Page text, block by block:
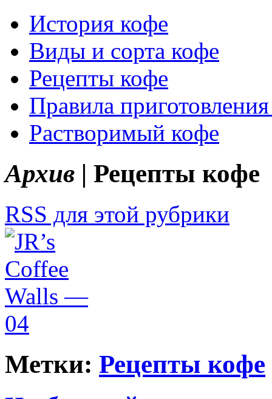
История кофе
Виды и сорта кофе
Рецепты кофе
Правила
Растворимый кофе
Архив | Рецепты кофе
RSS для этой рубрики
Метки: Рецепты кофе